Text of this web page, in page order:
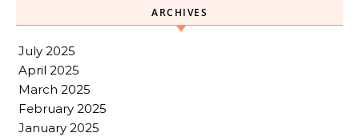
ARCHIVES
July 2025
April 2025
March 2025
February 2025
January 2025